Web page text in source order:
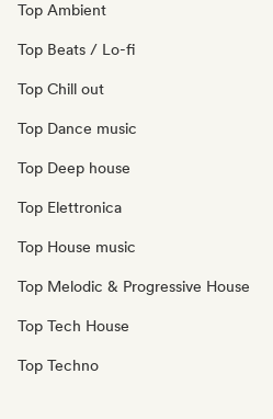
Top Ambient
Top Beats / Lo-fi
Top Chill out
Top Dance music
Top Deep house
Top Elettronica
Top House music
Top Melodic & Progressive House
Top Tech House
Top Techno